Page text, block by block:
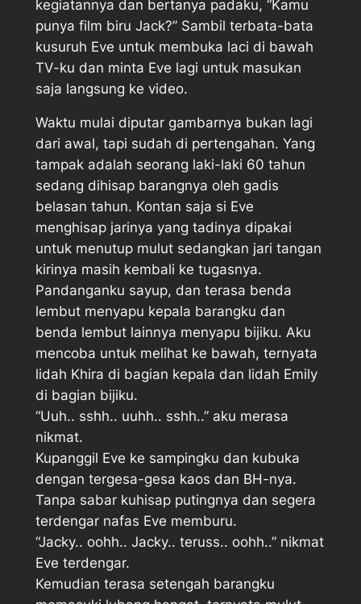
kegiatannya dan bertanya padaku, “Kamu
punya film biru Jack?” Sambil terbata-bata
kusuruh Eve untuk membuka laci di bawah
TV-ku dan minta Eve lagi untuk masukan
saja langsung ke video.
Waktu mulai diputar gambarnya bukan lagi
dari awal, tapi sudah di pertengahan. Yang
tampak adalah seorang laki-laki 60 tahun
sedang dihisap barangnya oleh gadis
belasan tahun. Kontan saja si Eve
menghisap jarinya yang tadinya dipakai
untuk menutup mulut sedangkan jari tangan
kirinya masih kembali ke tugasnya.
Pandanganku sayup, dan terasa benda
lembut menyapu kepala barangku dan
benda lembut lainnya menyapu bijiku. Aku
mencoba untuk melihat ke bawah, ternyata
lidah Khira di bagian kepala dan lidah Emily
di bagian bijiku.
“Uuh.. sshh.. uuhh.. sshh..” aku merasa
nikmat.
Kupanggil Eve ke sampingku dan kubuka
dengan tergesa-gesa kaos dan BH-nya.
Tanpa sabar kuhisap putingnya dan segera
terdengar nafas Eve memburu.
“Jacky.. oohh.. Jacky.. teruss.. oohh..” nikmat
Eve terdengar.
Kemudian terasa setengah barangku